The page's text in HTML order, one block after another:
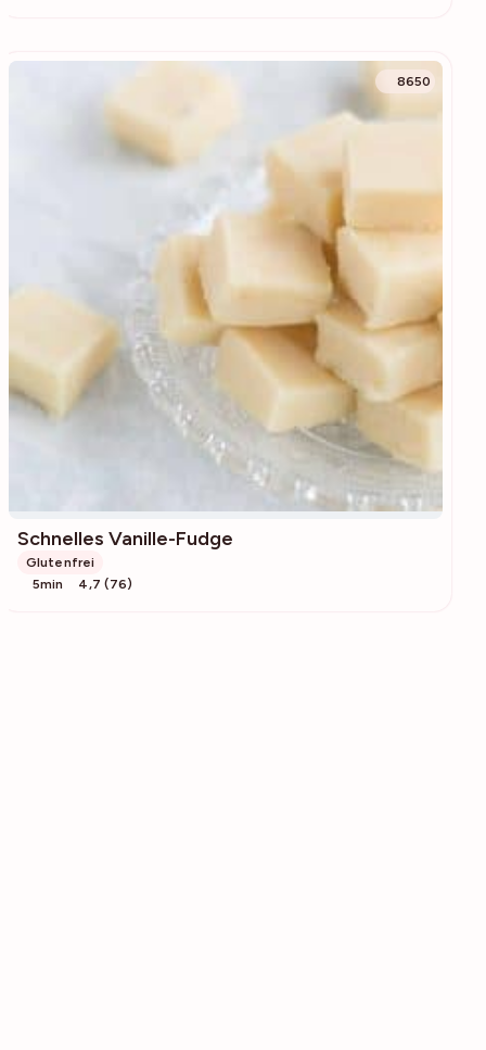
8650
Schnelles Vanille-Fudge
Glutenfrei
5min
4,7 (76)